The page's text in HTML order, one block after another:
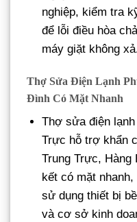
nghiệp, kiểm tra
để lỗi điều hòa
máy giặt không
Thợ Sửa Điện Lạnh
Đình Có Mặt Nhanh
Thợ sửa điện
Trực hỗ trợ khẩn
Trung Trực,
kết có mặt
sử dụng thiết bị
và cơ sở kinh